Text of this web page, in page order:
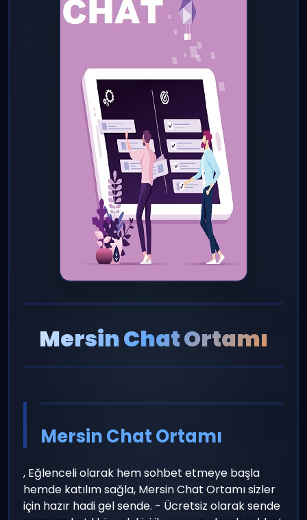
Mersin Chat Ortamı
Mersin Chat Ortamı
, Eğlenceli olarak hem sohbet etmeye başla
hemde katılım sağla, Mersin Chat Ortamı sizler
için hazır hadi gel sende. - Ücretsiz olarak sende